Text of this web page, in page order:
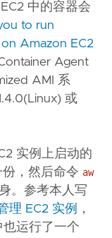
中的容器会
to run
Amazon EC2
Agent
AMI 系
或
实例上启动的
，然后命令 aw
。参考本人写
理 EC2 实例
，
运行了一个